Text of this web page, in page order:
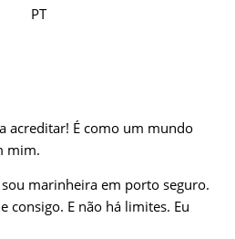
PT
acreditar! É como um mundo
mim.
marinheira em porto seguro.
consigo. E não há limites. Eu